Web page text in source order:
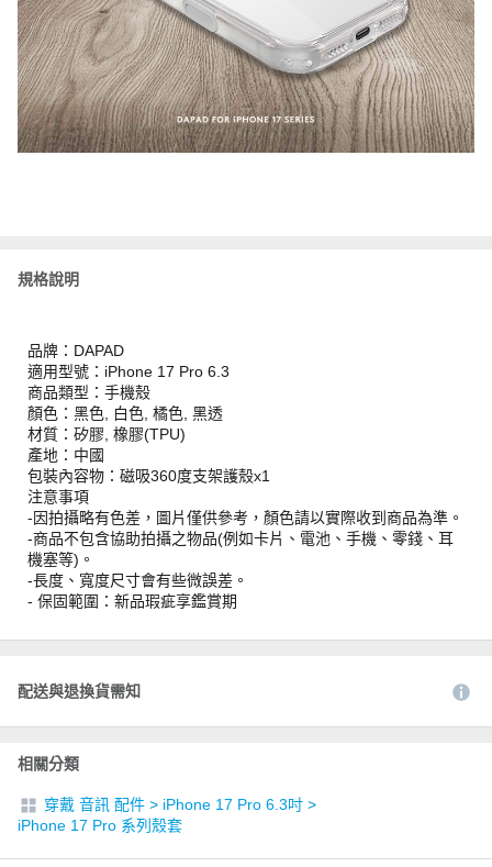
規格說明
品牌：DAPAD
適用型號：iPhone 17 Pro 6.3
商品類型：手機殼
顏色：黑色, 白色, 橘色, 黑透
材質：矽膠, 橡膠(TPU)
產地：中國
包裝內容物：磁吸360度支架護殼x1
注意事項
-因拍攝略有色差，圖片僅供參考，顏色請以實際收到商品為準。
-商品不包含協助拍攝之物品(例如卡片、電池、手機、零錢、耳
機塞等)。
-長度、寬度尺寸會有些微誤差。
- 保固範圍：新品瑕疵享鑑賞期
配送與退換貨需知
相關分類
穿戴 音訊 配件 > iPhone 17 Pro 6.3吋 >
iPhone 17 Pro 系列殼套